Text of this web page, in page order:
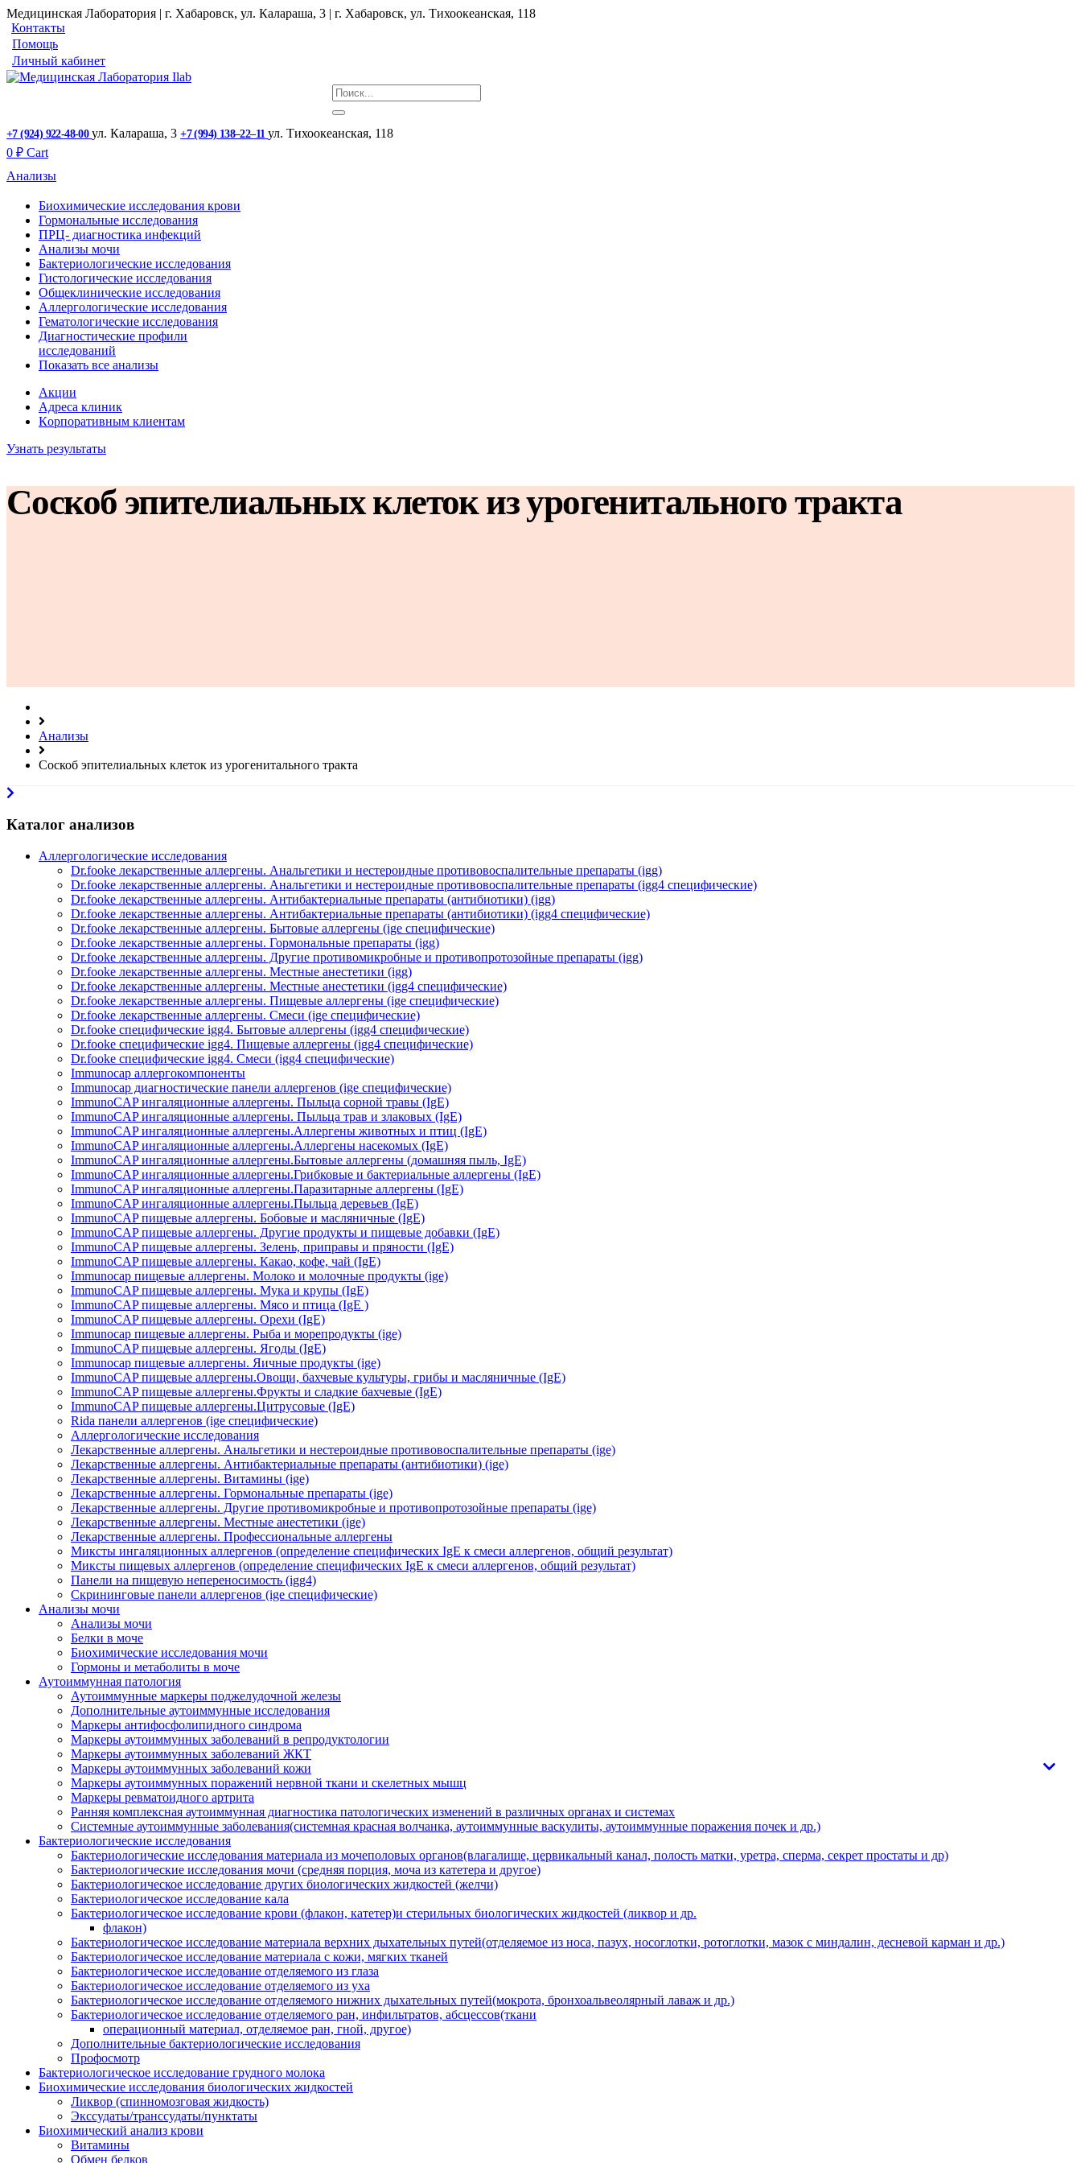
Медицинская Лаборатория | г. Хабаровск, ул. Калараша, 3 | г. Хабаровск, ул. ​Тихоокеанская, 118
Контакты
Помощь
Личный кабинет
+7 (924) 922-48-00 ул. ​Калараша, 3 +7 (994) 138‒22‒11 ул. ​Тихоокеанская, 118
0 ₽ Cart
Анализы
Биохимические исследования крови
Гормональные исследования
ПРЦ- диагностика инфекций
Анализы мочи
Бактериологические исследования
Гистологические исследования
Общеклинические исследования
Аллергологические исследования
Гематологические исследования
Диагностические профили
исследований
Показать все анализы
Акции
Адреса клиник
Кoрпоративным клиентам
Узнать результаты
Соскоб эпителиальных клеток из урогенитального тракта
Анализы
Соскоб эпителиальных клеток из урогенитального тракта
Каталог анализов
Аллергологические исследования
Dr.fooke лекарственные аллергены. Анальгетики и нестероидные противовоспалительные препараты (igg)
Dr.fooke лекарственные аллергены. Анальгетики и нестероидные противовоспалительные препараты (igg4 специфические)
Dr.fooke лекарственные аллергены. Антибактериальные препараты (антибиотики) (igg)
Dr.fooke лекарственные аллергены. Антибактериальные препараты (антибиотики) (igg4 специфические)
Dr.fooke лекарственные аллергены. Бытовые аллергены (ige специфические)
Dr.fooke лекарственные аллергены. Гормональные препараты (igg)
Dr.fooke лекарственные аллергены. Другие противомикробные и противопротозойные препараты (igg)
Dr.fooke лекарственные аллергены. Местные анестетики (igg)
Dr.fooke лекарственные аллергены. Местные анестетики (igg4 специфические)
Dr.fooke лекарственные аллергены. Пищевые аллергены (ige специфические)
Dr.fooke лекарственные аллергены. Смеси (ige специфические)
Dr.fooke специфические igg4. Бытовые аллергены (igg4 специфические)
Dr.fooke специфические igg4. Пищевые аллергены (igg4 специфические)
Dr.fooke специфические igg4. Смеси (igg4 специфические)
Immunocap аллергокомпоненты
Immunocap диагностические панели аллергенов (ige специфические)
ImmunoCAP ингаляционные аллергены. Пыльца сорной травы (IgE)
ImmunoCAP ингаляционные аллергены. Пыльца трав и злаковых (IgE)
ImmunoCAP ингаляционные аллергены.Аллергены животных и птиц (IgE)
ImmunoCAP ингаляционные аллергены.Аллергены насекомых (IgE)
ImmunoCAP ингаляционные аллергены.Бытовые аллергены (домашняя пыль, IgЕ)
ImmunoCAP ингаляционные аллергены.Грибковые и бактериальные аллергены (IgE)
ImmunoCAP ингаляционные аллергены.Паразитарные аллергены (IgE)
ImmunoCAP ингаляционные аллергены.Пыльца деревьев (IgE)
ImmunoCAP пищевые аллергены. Бобовые и масляничные (IgE)
ImmunoCAP пищевые аллергены. Другие продукты и пищевые добавки (IgE)
ImmunoCAP пищевые аллергены. Зелень, приправы и пряности (IgE)
ImmunoCAP пищевые аллергены. Какао, кофе, чай (IgE)
Immunocap пищевые аллергены. Молоко и молочные продукты (ige)
ImmunoCAP пищевые аллергены. Мука и крупы (IgE)
ImmunoCAP пищевые аллергены. Мясо и птица (IgE )
ImmunoCAP пищевые аллергены. Орехи (IgE)
Immunocap пищевые аллергены. Рыба и морепродукты (ige)
ImmunoCAP пищевые аллергены. Ягоды (IgE)
Immunocap пищевые аллергены. Яичные продукты (ige)
ImmunoCAP пищевые аллергены.Овощи, бахчевые культуры, грибы и масляничные (IgE)
ImmunoCAP пищевые аллергены.Фрукты и сладкие бахчевые (IgE)
ImmunoCAP пищевые аллергены.Цитрусовые (IgE)
Rida панели аллергенов (ige специфические)
Аллергологические исследования
Лекарственные аллергены. Анальгетики и нестероидные противовоспалительные препараты (ige)
Лекарственные аллергены. Антибактериальные препараты (антибиотики) (ige)
Лекарственные аллергены. Витамины (ige)
Лекарственные аллергены. Гормональные препараты (ige)
Лекарственные аллергены. Другие противомикробные и противопротозойные препараты (ige)
Лекарственные аллергены. Местные анестетики (ige)
Лекарственные аллергены. Профессиональные аллергены
Миксты ингаляционных аллергенов (определение специфических IgE к смеси аллергенов, общий результат)
Миксты пищевых аллергенов (определение специфических IgE к смеси аллергенов, общий результат)
Панели на пищевую непереносимость (igg4)
Скрининговые панели аллергенов (ige специфические)
Анализы мочи
Анализы мочи
Белки в моче
Биохимические исследования мочи
Гормоны и метаболиты в моче
Аутоиммунная патология
Аутоиммунные маркеры поджелудочной железы
Дополнительные аутоиммунные исследования
Маркеры антифосфолипидного синдрома
Маркеры аутоиммунных заболеваний в репродуктологии
Маркеры аутоиммунных заболеваний ЖКТ
Маркеры аутоиммунных заболеваний кожи
Маркеры аутоиммунных поражений нервной ткани и скелетных мышц
Маркеры ревматоидного артрита
Ранняя комплексная аутоиммунная диагностика патологических изменений в различных органах и системах
Системные аутоиммунные заболевания(системная красная волчанка, аутоиммунные васкулиты, аутоиммунные поражения почек и др.)
Бактериологические исследования
Бактериологические исследования материала из мочеполовых органов(влагалище, цервикальный канал, полость матки, уретра, сперма, секрет простаты и др)
Бактериологические исследования мочи (средняя порция, моча из катетера и другое)
Бактериологическое исследование других биологических жидкостей (желчи)
Бактериологическое исследование кала
Бактериологическое исследование крови (флакон, катетер)и стерильных биологических жидкостей (ликвор и др.
флакон)
Бактериологическое исследование материала верхних дыхательных путей(отделяемое из носа, пазух, носоглотки, ротоглотки, мазок с миндалин, десневой карман и др.)
Бактериологическое исследование материала с кожи, мягких тканей
Бактериологическое исследование отделяемого из глаза
Бактериологическое исследование отделяемого из уха
Бактериологическое исследование отделяемого нижних дыхательных путей(мокрота, бронхоальвеолярный лаваж и др.)
Бактериологическое исследование отделяемого ран, инфильтратов, абсцессов(ткани
операционный материал, отделяемое ран, гной, другое)
Дополнительные бактериологические исследования
Профосмотр
Бактериологическое исследование грудного молока
Биохимические исследования биологических жидкостей
Ликвор (спинномозговая жидкость)
Экссудаты/транссудаты/пунктаты
Биохимический анализ крови
Витамины
Обмен белков